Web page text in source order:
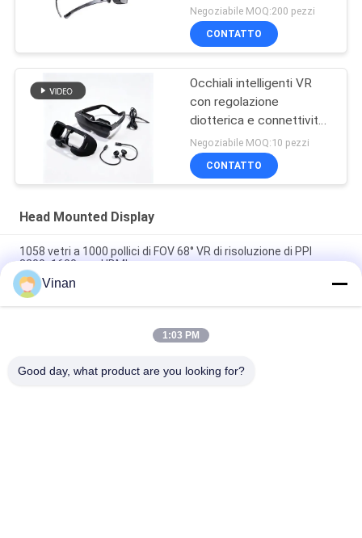
Negoziabile MOQ:200 pezzi
CONTATTO
Occhiali intelligenti VR
con regolazione
diotterica e connettività
USB-C
Negoziabile MOQ:10 pezzi
CONTATTO
Head Mounted Display
1058 vetri a 1000 pollici di FOV 68° VR di risoluzione di PPI
3200x1600 con HDMI
La testa di Immersive LCOS 1280*720 di vetro di VR ha
montato le esposizioni 3D
68° FOV a 1000 pollici regolabile HDMI VR Head Mounted
Vinan
1:03 PM
Good day, what product are you looking for?